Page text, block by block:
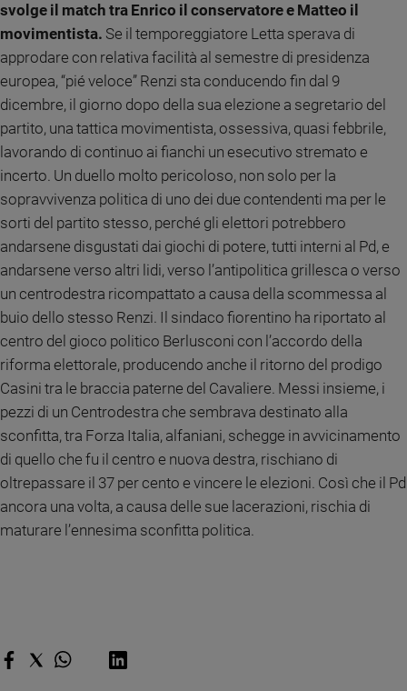
di
valore
Caso
della
settimana
Migranti
Diversità
inclusione
Costume
Cultura
e
spettacoli
2026
Cinema,
Tv
e
streaming
Libri
Musica
Arte
ed
Coppia
svolge il match tra Enrico il conservatore e Matteo il
movimentista. Se il temporeggiatore Letta sperava di
approdare con relativa facilità al semestre di presidenza
europea, “pié veloce” Renzi sta conducendo fin dal 9
dicembre, il giorno dopo della sua elezione a segretario del
partito, una tattica movimentista, ossessiva, quasi febbrile,
lavorando di continuo ai fianchi un esecutivo stremato e
incerto. Un duello molto pericoloso, non solo per la
sopravvivenza politica di uno dei due contendenti ma per le
sorti del partito stesso, perché gli elettori potrebbero
andarsene disgustati dai giochi di potere, tutti interni al Pd, e
andarsene verso altri lidi, verso l’antipolitica grillesca o verso
un centrodestra ricompattato a causa della scommessa al
buio dello stesso Renzi. Il sindaco fiorentino ha riportato al
centro del gioco politico Berlusconi con l’accordo della
riforma elettorale, producendo anche il ritorno del prodigo
Casini tra le braccia paterne del Cavaliere. Messi insieme, i
pezzi di un Centrodestra che sembrava destinato alla
sconfitta, tra Forza Italia, alfaniani, schegge in avvicinamento
di quello che fu il centro e nuova destra, rischiano di
oltrepassare il 37 per cento e vincere le elezioni. Così che il Pd
ancora una volta, a causa delle sue lacerazioni, rischia di
maturare l’ennesima sconfitta politica.